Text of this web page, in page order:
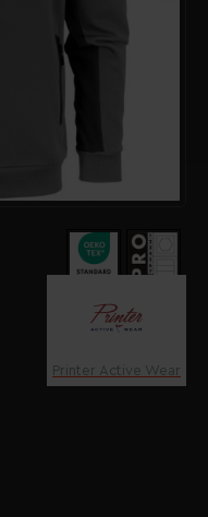
Printer Active Wear